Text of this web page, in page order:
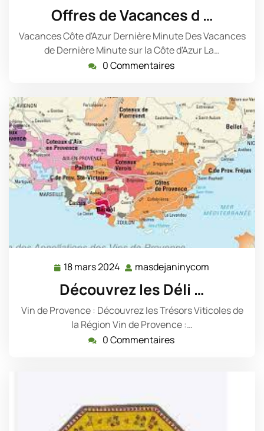
mars
2025
Offres de Vacances d …
Vacances Côte d'Azur Dernière Minute Des Vacances
de Dernière Minute sur la Côte d'Azur La…
0 Commentaires
18 mars 2024 18
mars
2024
masdejaninycom
Découvrez les Déli …
Vin de Provence : Découvrez les Trésors Viticoles de
la Région Vin de Provence :…
0 Commentaires